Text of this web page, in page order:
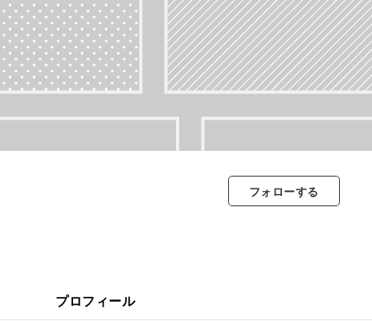
フォローする
プロフィール